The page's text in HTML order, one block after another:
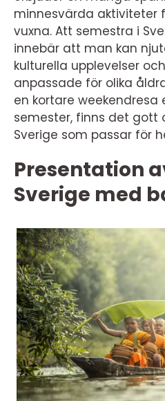
minnesvärda aktiviteter
vuxna. Att semestra i
innebär att man kan
kulturella upplevelser
anpassade för olika
en kortare weekendresa
semester, finns det gott
Sverige som passar för
Presentation
Sverige med